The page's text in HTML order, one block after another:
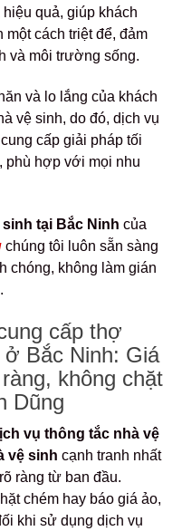
quả, giúp khách
một cách triệt để, đảm
và môi trường sống.
và lo lắng của khách
vệ sinh, do đó, dịch vụ
cấp giải pháp tối
phù hợp với mọi nhu
tại Bắc Ninh của
chúng tôi luôn sẵn sàng
chóng, không làm gián
cấp thợ
Bắc Ninh: Giá
không chặt
Dũng
vụ thông tắc nhà vệ
vệ sinh cạnh tranh nhất
ràng từ ban đầu.
chém hay báo giá ảo,
khi sử dụng dịch vụ